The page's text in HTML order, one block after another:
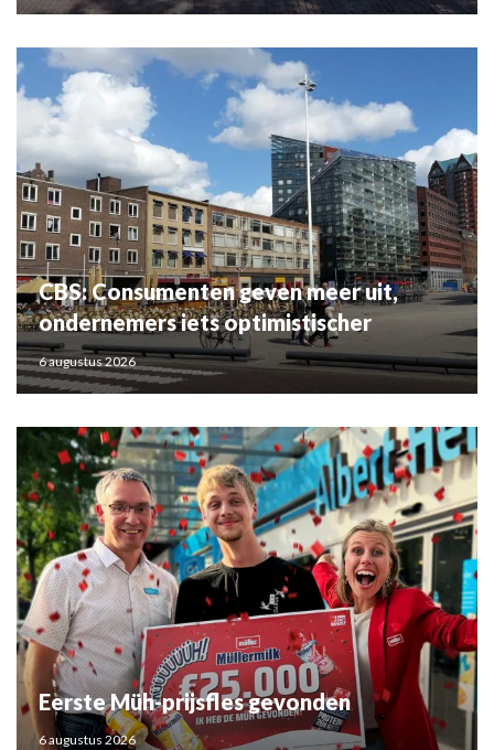
CBS: Consumenten geven meer uit,
ondernemers iets optimistischer
6 augustus 2026
Eerste Müh-prijsfles gevonden
6 augustus 2026